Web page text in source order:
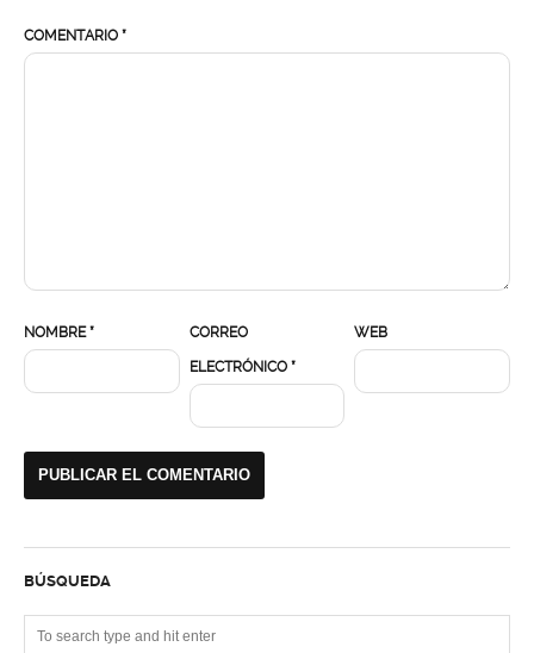
COMENTARIO *
NOMBRE* CORREO
ELECTRÓNICO *
WEB
BÚSQUEDA